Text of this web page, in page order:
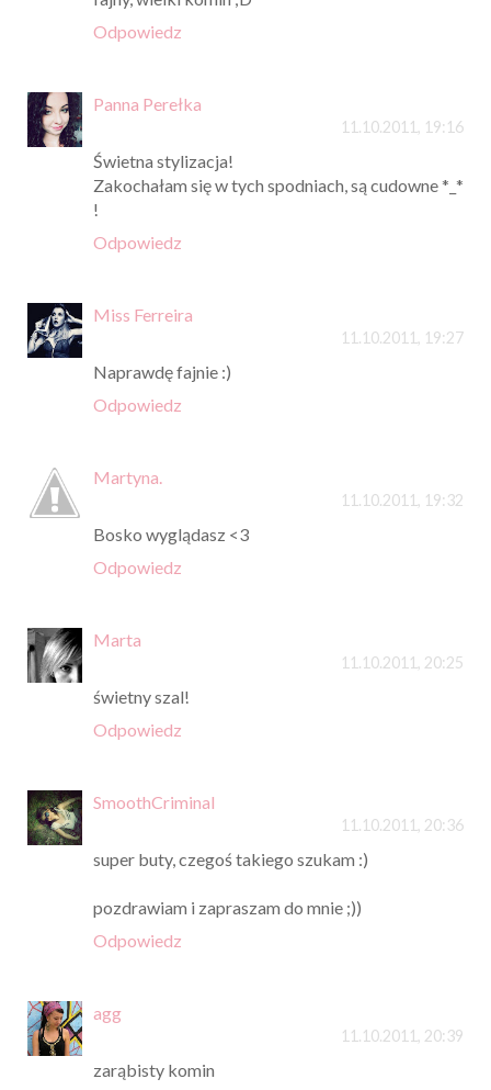
Odpowiedz
Panna Perełka
11.10.2011, 19:16
Świetna stylizacja!
Zakochałam się w tych spodniach, są cudowne *_*
!
Odpowiedz
Miss Ferreira
11.10.2011, 19:27
Naprawdę fajnie :)
Odpowiedz
Martyna.
11.10.2011, 19:32
Bosko wyglądasz <3
Odpowiedz
Marta
11.10.2011, 20:25
świetny szal!
Odpowiedz
SmoothCriminal
11.10.2011, 20:36
super buty, czegoś takiego szukam :)
pozdrawiam i zapraszam do mnie ;))
Odpowiedz
agg
11.10.2011, 20:39
zarąbisty komin